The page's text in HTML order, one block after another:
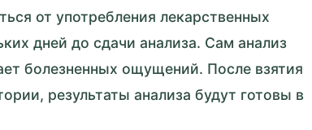
от употребления лекарственных
дней до сдачи анализа. Сам анализ
болезненных ощущений. После взятия
результаты анализа будут готовы в